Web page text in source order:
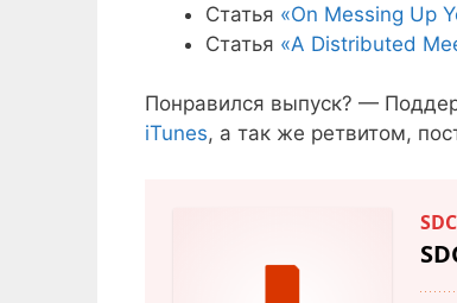
Статья «On Messing Up
Статья «A Distributed
Понравился выпуск? —
iTunes, а так же ретвитом,